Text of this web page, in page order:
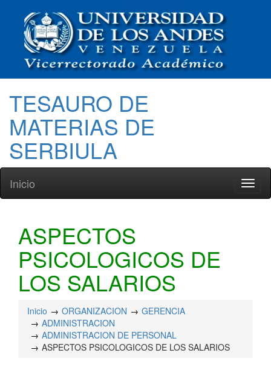
TESAURO DE
MATERIAS DE
SERBIULA
Inicio
ASPECTOS
PSICOLOGICOS DE
LOS SALARIOS
Inicio ORGANIZACION
GERENCIA
ADMINISTRACION
ADMINISTRACION DE PERSONAL
ASPECTOS PSICOLOGICOS DE LOS SALARIOS